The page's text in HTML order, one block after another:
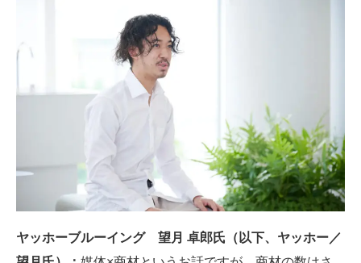
ヤッホーブルーイング 望月 卓郎氏（以下、ヤッホー／